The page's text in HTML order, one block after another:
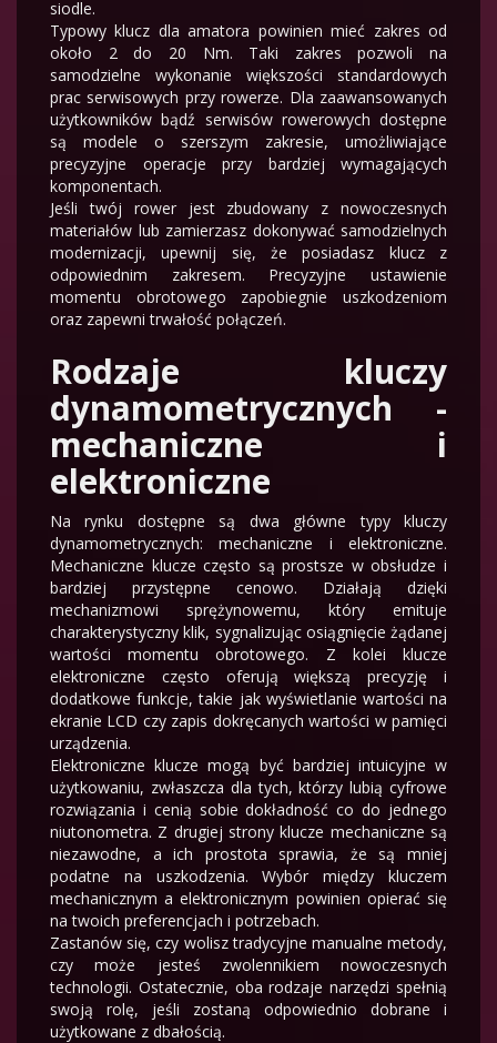
siodle.
Typowy klucz dla amatora powinien mieć zakres od
około 2 do 20 Nm. Taki zakres pozwoli na
samodzielne wykonanie większości standardowych
prac serwisowych przy rowerze. Dla zaawansowanych
użytkowników bądź serwisów rowerowych dostępne
są modele o szerszym zakresie, umożliwiające
precyzyjne operacje przy bardziej wymagających
komponentach.
Jeśli twój rower jest zbudowany z nowoczesnych
materiałów lub zamierzasz dokonywać samodzielnych
modernizacji, upewnij się, że posiadasz klucz z
odpowiednim zakresem. Precyzyjne ustawienie
momentu obrotowego zapobiegnie uszkodzeniom
oraz zapewni trwałość połączeń.
Rodzaje kluczy
dynamometrycznych -
mechaniczne i
elektroniczne
Na rynku dostępne są dwa główne typy kluczy
dynamometrycznych: mechaniczne i elektroniczne.
Mechaniczne klucze często są prostsze w obsłudze i
bardziej przystępne cenowo. Działają dzięki
mechanizmowi sprężynowemu, który emituje
charakterystyczny klik, sygnalizując osiągnięcie żądanej
wartości momentu obrotowego. Z kolei klucze
elektroniczne często oferują większą precyzję i
dodatkowe funkcje, takie jak wyświetlanie wartości na
ekranie LCD czy zapis dokręcanych wartości w pamięci
urządzenia.
Elektroniczne klucze mogą być bardziej intuicyjne w
użytkowaniu, zwłaszcza dla tych, którzy lubią cyfrowe
rozwiązania i cenią sobie dokładność co do jednego
niutonometra. Z drugiej strony klucze mechaniczne są
niezawodne, a ich prostota sprawia, że są mniej
podatne na uszkodzenia. Wybór między kluczem
mechanicznym a elektronicznym powinien opierać się
na twoich preferencjach i potrzebach.
Zastanów się, czy wolisz tradycyjne manualne metody,
czy może jesteś zwolennikiem nowoczesnych
technologii. Ostatecznie, oba rodzaje narzędzi spełnią
swoją rolę, jeśli zostaną odpowiednio dobrane i
użytkowane z dbałością.